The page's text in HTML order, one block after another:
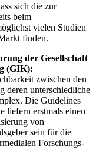
sich die zur
beim
vielen Studien
finden.
der Gesellschaft
(GIK):
zwischen den
deren unterschiedliche
Die Guidelines
liefern erstmals einen
von
sein für die
Forschungs-